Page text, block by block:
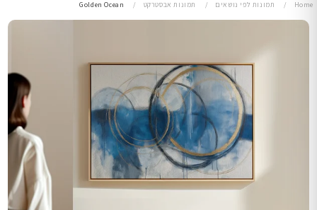
Home תמונות לפי נושאים תמונות אבסטרקט Golden Ocean